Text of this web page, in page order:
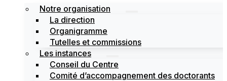
Notre organisation
La direction
Organigramme
Tutelles et commissions
Les instances
Conseil du Centre
Comité d’accompagnement des doctorants